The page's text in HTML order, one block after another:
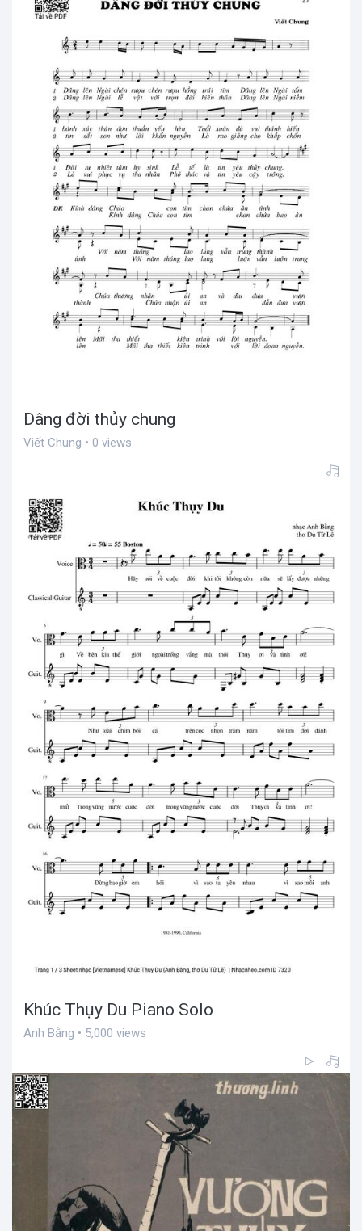
Dâng đời thủy chung
Viết Chung • 0 views
Khúc Thụy Du Piano Solo
Anh Bằng • 5,000 views